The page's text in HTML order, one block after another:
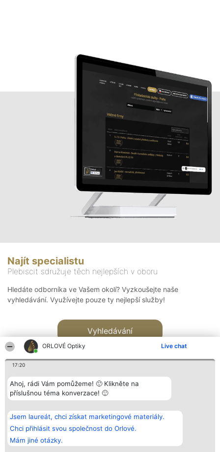
ORLOVÉ Optiky Live chat
17:20
Ahoj, rádi Vám pomůžeme! 🙂 Klikněte na
příslušnou téma konverzace! 🙂
Jsem laureát, chci získat marketingové materiály.
Chci přihlásit svou společnost do Orlové.
Mám jiné otázky.
Najít specialistu
Plebiscit sdružuje těch nejlepších v oboru
Hledáte odborníka ve Vašem okolí? Vyzkoušejte naše
vyhledávání. Využívejte pouze ty nejlepší služby!
Vyhledávání
Bright Side Solutions sp. z o.
o. sp. k.
ul. Ruska 22
Wrocław 50-079
KRS 0000749100 | Regon
381313360 | NIP 8943132676
Vítězové
Seznam všech
laureátů
Zásady
Zásady
Kontakt